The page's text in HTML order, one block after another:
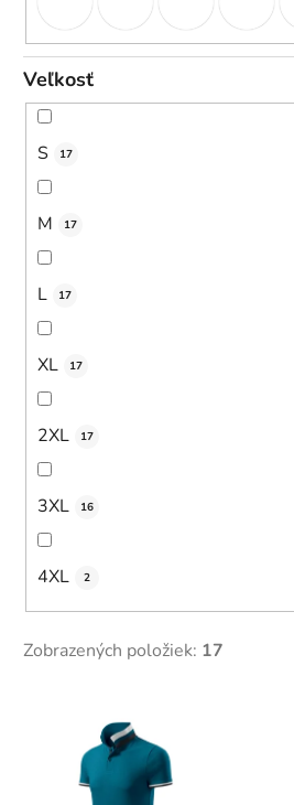
Veľkosť
S 17
M 17
L 17
XL 17
2XL 17
3XL 16
4XL 2
Zobrazených položiek: 17